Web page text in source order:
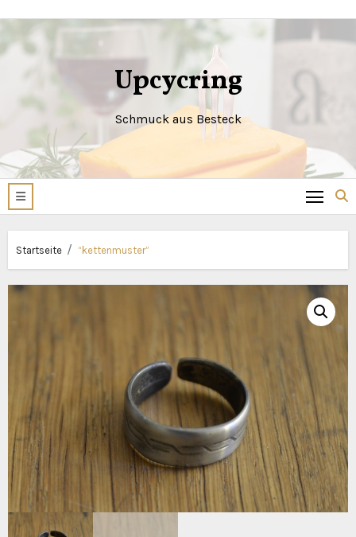
Inhalt
springen
Upcycring
Schmuck aus Besteck
Startseite “kettenmuster”